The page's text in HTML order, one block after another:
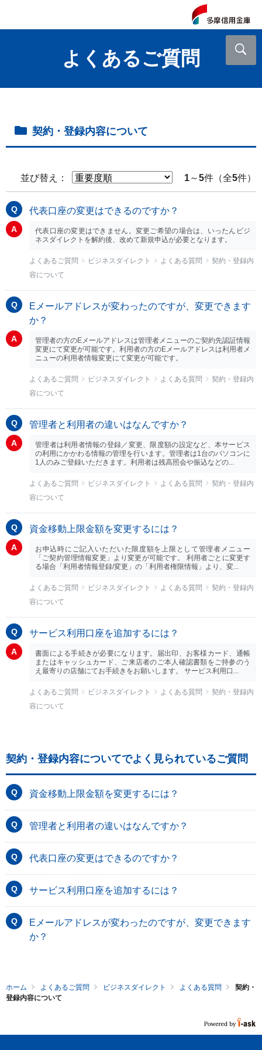
よくあるご質問
契約・登録内容について
並び替え： 1～5件（全5件）
代表口座の変更はできるのですか？
代表口座の変更はできません。変更ご希望の場合は、いったんビジ
ネスダイレクトを解約後、改めて新規申込が必要となります。
よくあるご質問 ビジネスダイレクト よくある質問
契約・登録内
容について
Eメールアドレスが変わったのですが、変更できます
か？
管理者の方のEメールアドレスは管理者メニューのご契約先認証情報
変更にて変更が可能です。利用者の方のEメールアドレスは利用者メ
ニューの利用者情報変更にて変更が可能です。
よくあるご質問 ビジネスダイレクト よくある質問
契約・登録内
容について
管理者と利用者の違いはなんですか？
管理者は利用者情報の登録／変更、限度額の設定など、本サービス
の利用にかかわる情報の管理を行います。管理者は1台のパソコンに
1人のみご登録いただきます。利用者は残高照会や振込などの...
よくあるご質問 ビジネスダイレクト よくある質問
契約・登録内
容について
資金移動上限金額を変更するには？
お申込時にご記入いただいた限度額を上限として管理者メニュー
「ご契約管理情報変更」より変更が可能です。 利用者ごとに変更す
る場合「利用者情報登録/変更」の「利用者権限情報」より、変...
よくあるご質問 ビジネスダイレクト よくある質問
契約・登録内
容について
サービス利用口座を追加するには？
書面による手続きが必要になります。届出印、お客様カード、通帳
またはキャッシュカード、ご来店者のご本人確認書類をご持参のう
え最寄りの店舗にてお手続きをお願いします。 サービス利用口...
よくあるご質問 ビジネスダイレクト よくある質問
契約・登録内
容について
契約・登録内容についてでよく見られているご質問
資金移動上限金額を変更するには？
管理者と利用者の違いはなんですか？
代表口座の変更はできるのですか？
サービス利用口座を追加するには？
Eメールアドレスが変わったのですが、変更できます
か？
ホーム よくあるご質問 ビジネスダイレクト よくある質問
契約・
登録内容について